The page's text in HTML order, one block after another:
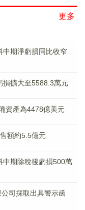
更多
中期淨虧損同比收窄
損擴大至5588.3萬元
資產為4478億美元
額約5.5億元
中期除稅後虧損500萬
司採取出具警示函